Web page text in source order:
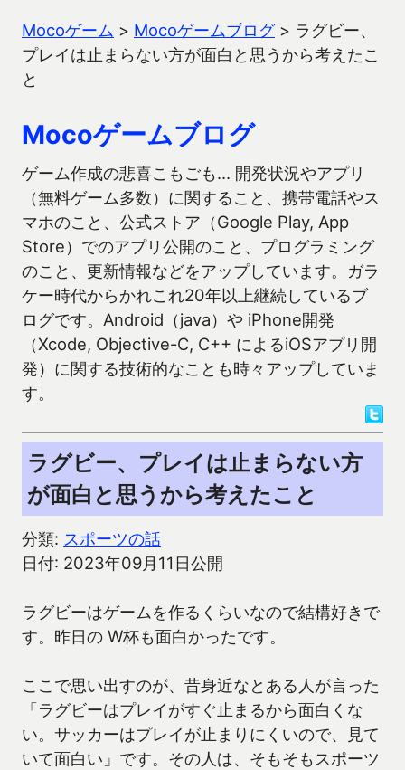
Mocoゲーム > Mocoゲームブログ> ラグビー、
プレイは止まらない方が面白と思うから考えたこ
と
Mocoゲームブログ
ゲーム作成の悲喜こもごも… 開発状況やアプリ
（無料ゲーム多数）に関すること、携帯電話やス
マホのこと、公式ストア（Google Play, App
Store）でのアプリ公開のこと、プログラミング
のこと、更新情報などをアップしています。ガラ
ケー時代からかれこれ20年以上継続しているブ
ログです。Android（java）や iPhone開発
（Xcode, Objective-C, C++ によるiOSアプリ開
発）に関する技術的なことも時々アップしていま
す。
ラグビー、プレイは止まらない方
が面白と思うから考えたこと
分類: スポーツの話
日付: 2023年09月11日公開
ラグビーはゲームを作るくらいなので結構好きで
す。昨日の W杯も面白かったです。
ここで思い出すのが、昔身近なとある人が言った
「ラグビーはプレイがすぐ止まるから面白くな
い。サッカーはプレイが止まりにくいので、見て
いて面白い」です。その人は、そもそもスポーツ